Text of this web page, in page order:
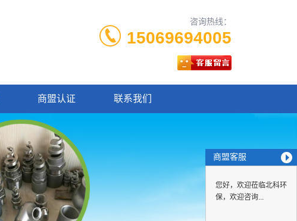
咨询热线：
15069694005
商盟认证 联系我们
商盟客服
您好，欢迎莅临北科环
保，欢迎咨询...